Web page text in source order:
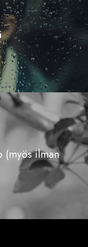
(myös ilman